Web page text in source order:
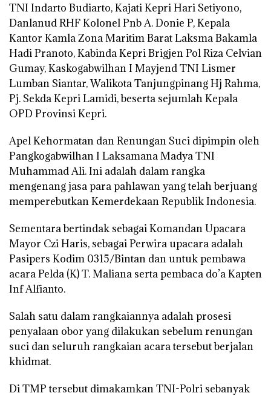
TNI Indarto Budiarto, Kajati Kepri Hari Setiyono,
Danlanud RHF Kolonel Pnb A. Donie P, Kepala
Kantor Kamla Zona Maritim Barat Laksma Bakamla
Hadi Pranoto, Kabinda Kepri Brigjen Pol Riza Celvian
Gumay, Kaskogabwilhan I Mayjend TNI Lismer
Lumban Siantar, Walikota Tanjungpinang Hj Rahma,
Pj. Sekda Kepri Lamidi, beserta sejumlah Kepala
OPD Provinsi Kepri.
Apel Kehormatan dan Renungan Suci dipimpin oleh
Pangkogabwilhan I Laksamana Madya TNI
Muhammad Ali. Ini adalah dalam rangka
mengenang jasa para pahlawan yang telah berjuang
memperebutkan Kemerdekaan Republik Indonesia.
Sementara bertindak sebagai Komandan Upacara​​
Mayor Czi Haris, sebagai Perwira upacara​ adalah
Pasipers Kodim 0315/Bintan dan untuk pembawa
acara​ Pelda (K) T. Maliana serta pembaca do’a Kapten
Inf Alfianto.
Salah satu dalam rangkaiannya adalah prosesi
penyalaan obor yang dilakukan sebelum renungan
suci dan seluruh rangkaian acara tersebut berjalan
khidmat.
Di TMP tersebut dimakamkan TNI-Polri sebanyak